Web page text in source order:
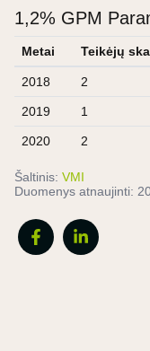
1,2% GPM
Metai Teikėjų
2018 2
2019 1
2020 2
Šaltinis: VMI
Duomenys atnaujinti: